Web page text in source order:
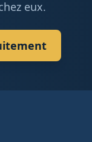
eux.